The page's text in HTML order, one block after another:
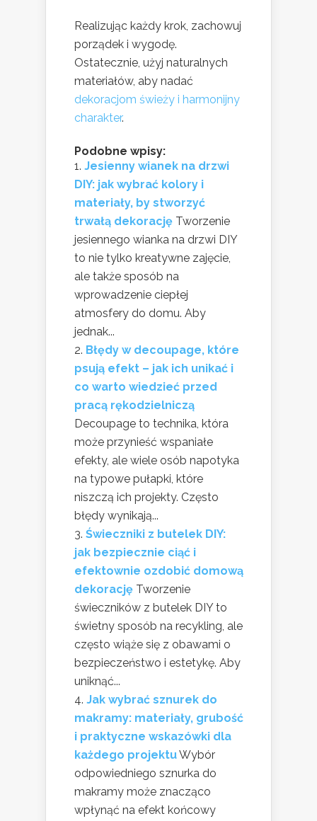
Realizując każdy krok, zachowuj
porządek i wygodę.
Ostatecznie, użyj naturalnych
materiałów, aby nadać
dekoracjom świeży i harmonijny
charakter.
Podobne wpisy:
Jesienny wianek na drzwi
DIY: jak wybrać kolory i
materiały, by stworzyć
trwałą dekorację Tworzenie
jesiennego wianka na drzwi DIY
to nie tylko kreatywne zajęcie,
ale także sposób na
wprowadzenie ciepłej
atmosfery do domu. Aby
jednak...
Błędy w decoupage, które
psują efekt – jak ich unikać i
co warto wiedzieć przed
pracą rękodzielniczą
Decoupage to technika, która
może przynieść wspaniałe
efekty, ale wiele osób napotyka
na typowe pułapki, które
niszczą ich projekty. Często
błędy wynikają...
Świeczniki z butelek DIY:
jak bezpiecznie ciąć i
efektownie ozdobić domową
dekorację Tworzenie
świeczników z butelek DIY to
świetny sposób na recykling, ale
często wiąże się z obawami o
bezpieczeństwo i estetykę. Aby
uniknąć...
Jak wybrać sznurek do
makramy: materiały, grubość
i praktyczne wskazówki dla
każdego projektuWybór
odpowiedniego sznurka do
makramy może znacząco
wpłynąć na efekt końcowy